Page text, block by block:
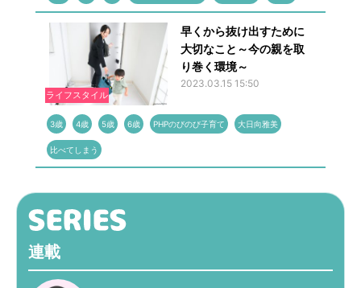
ライフスタイル
早くから抜け出すために
大切なこと～今の親を取
り巻く環境～
2023.03.15 15:50
3歳 4歳 5歳 6歳 PHPのびのび子育て 大日向雅美
比べてしまう
連載